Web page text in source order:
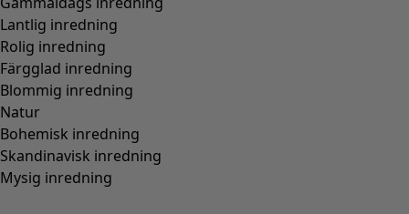
Lantlig inredning
Rolig inredning
Färgglad inredning
Blommig inredning
Natur
Bohemisk inredning
Skandinavisk inredning
Mysig inredning